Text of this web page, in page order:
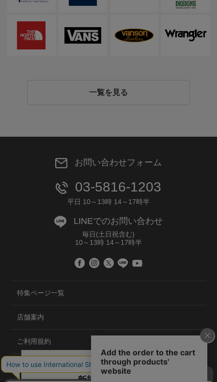
一覧を見る
お問い合わせフォーム
03-5816-1203
平日 10～13時 14～17時半
LINEでのお問い合わせ
毎日(土日祝含む)
10～13時 14～17時半
特集ページ一覧
店舗案内
ご利用規約
プライバシーポリシー